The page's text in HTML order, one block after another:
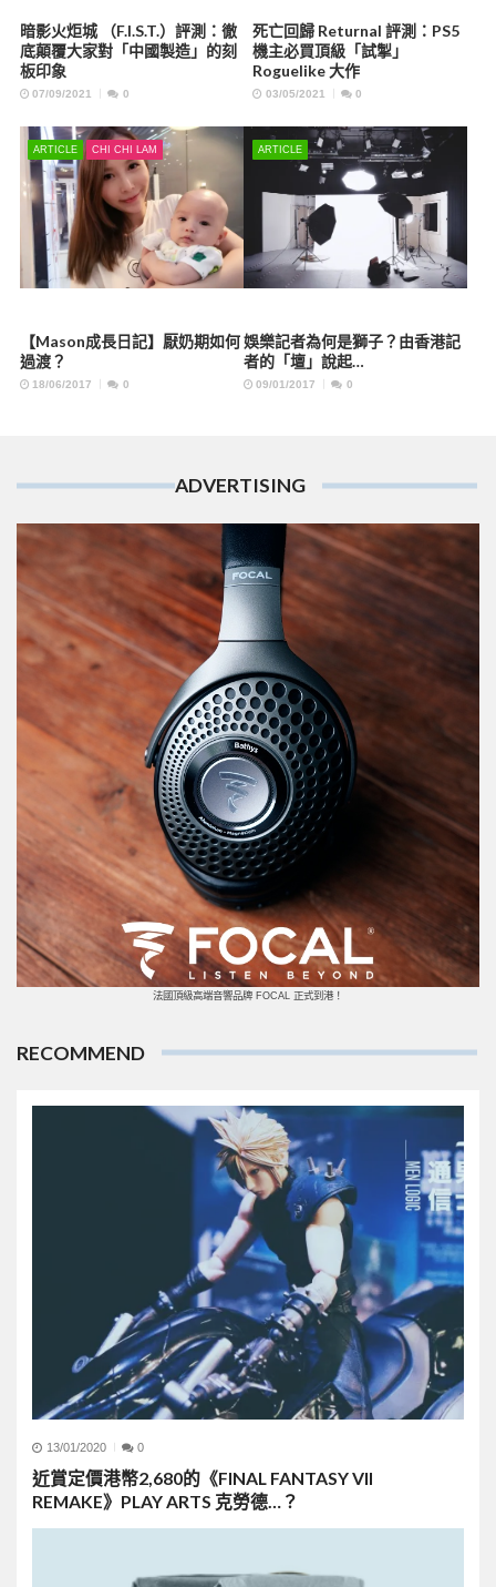
暗影火炬城 （F.I.S.T.）評測：徹
底顛覆大家對「中國製造」的刻
板印象
07/09/2021 0
死亡回歸 Returnal 評測：PS5
機主必買頂級「試掣」
Roguelike 大作
03/05/2021 0
ARTICLE CHI CHI LAM
【Mason成長日記】厭奶期如何
過渡？
18/06/2017 0
ARTICLE
娛樂記者為何是獅子？由香港記
者的「壇」說起…
09/01/2017 0
ADVERTISING
法國頂級高端音響品牌 FOCAL 正式到港！
RECOMMEND
13/01/2020 0
近賞定價港幣2,680的《FINAL FANTASY VII
REMAKE》PLAY ARTS 克勞德…？